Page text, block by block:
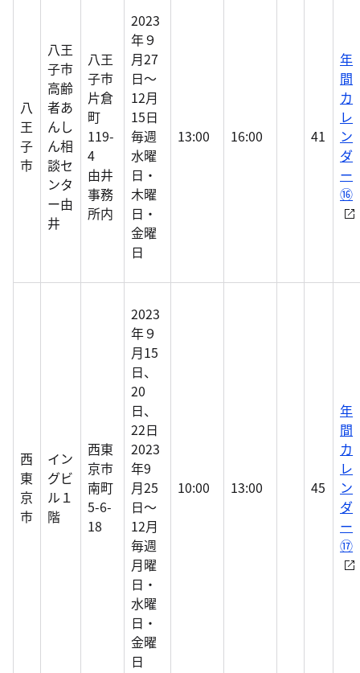
八
王
子
市
八王
子市
高齢
者あ
んし
ん相
談セ
ンタ
ー由
井
八王
子市
片倉
町
119-
4
由井
事務
所内
2023
年９
月27
日～
12月
15日
毎週
水曜
日・
木曜
日・
金曜
日
13:00 16:00 41
年
間
カ
レ
ン
ダ
ー
⑯
西
東
京
市
イン
グビ
ル１
階
西東
京市
南町
5-6-
18
2023
年９
月15
日、
20
日、
22日
2023
年9
月25
日～
12月
毎週
月曜
日・
水曜
日・
金曜
日
10:00 13:00 45
年
間
カ
レ
ン
ダ
ー
⑰